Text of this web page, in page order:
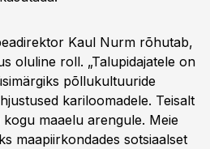
Kaul Nurm rõhutab,
oluline roll. „Talupidajatele on
põllukultuuride
kariloomadele. Teisalt
maaelu arengule. Meie
maapiirkondades sotsiaalset